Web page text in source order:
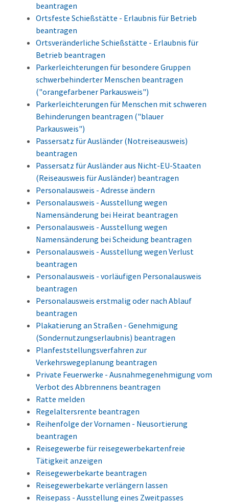
beantragen
Ortsfeste Schießstätte - Erlaubnis für Betrieb
beantragen
Ortsveränderliche Schießstätte - Erlaubnis für
Betrieb beantragen
Parkerleichterungen für besondere Gruppen
schwerbehinderter Menschen beantragen
("orangefarbener Parkausweis")
Parkerleichterungen für Menschen mit schweren
Behinderungen beantragen ("blauer
Parkausweis")
Passersatz für Ausländer (Notreiseausweis)
beantragen
Passersatz für Ausländer aus Nicht-EU-Staaten
(Reiseausweis für Ausländer) beantragen
Personalausweis - Adresse ändern
Personalausweis - Ausstellung wegen
Namensänderung bei Heirat beantragen
Personalausweis - Ausstellung wegen
Namensänderung bei Scheidung beantragen
Personalausweis - Ausstellung wegen Verlust
beantragen
Personalausweis - vorläufigen Personalausweis
beantragen
Personalausweis erstmalig oder nach Ablauf
beantragen
Plakatierung an Straßen - Genehmigung
(Sondernutzungserlaubnis) beantragen
Planfeststellungsverfahren zur
Verkehrswegeplanung beantragen
Private Feuerwerke - Ausnahmegenehmigung vom
Verbot des Abbrennens beantragen
Ratte melden
Regelaltersrente beantragen
Reihenfolge der Vornamen - Neusortierung
beantragen
Reisegewerbe für reisegewerbekartenfreie
Tätigkeit anzeigen
Reisegewerbekarte beantragen
Reisegewerbekarte verlängern lassen
Reisepass - Ausstellung eines Zweitpasses